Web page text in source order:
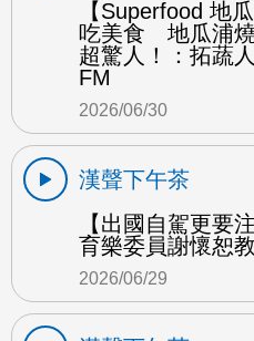
【Superfood 地
吃美食 地瓜浦
超驚人！：拓蔬
FM
2026/06/30
漢聲下午茶
【出國自駕更要
育樂委員謝懷恕
2026/06/29